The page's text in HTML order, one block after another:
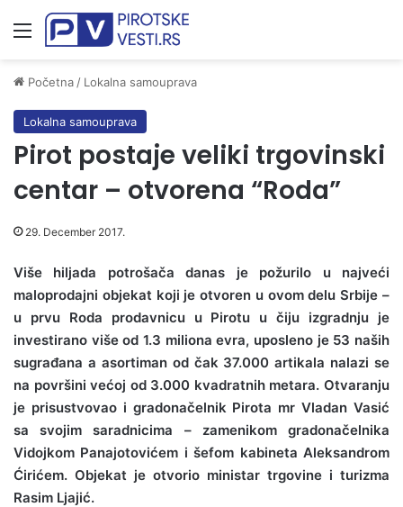
Meni
Početna / Lokalna samouprava
Lokalna samouprava
Pirot postaje veliki trgovinski
centar – otvorena “Roda”
29. December 2017.
Više hiljada potrošača danas je požurilo u najveći
maloprodajni objekat koji je otvoren u ovom delu Srbije –
u prvu Roda prodavnicu u Pirotu u čiju izgradnju je
investirano više od 1.3 miliona evra, uposleno je 53 naših
sugrađana a asortiman od čak 37.000 artikala nalazi se
na površini većoj od 3.000 kvadratnih metara. Otvaranju
je prisustvovao i gradonačelnik Pirota mr Vladan Vasić
sa svojim saradnicima – zamenikom gradonačelnika
Vidojkom Panajotovićem i šefom kabineta Aleksandrom
Ćirićem. Objekat je otvorio ministar trgovine i turizma
Rasim Ljajić.